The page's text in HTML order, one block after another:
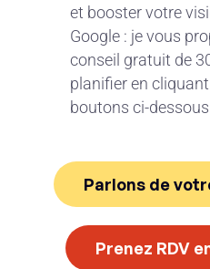
et booster votre
Google : je vous
conseil gratuit de
planifier en cliquant
boutons ci-
Parlons de
Prenez RDV